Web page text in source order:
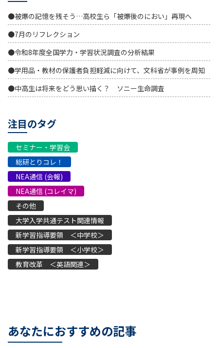
●被爆の記憶を残そう…高校生ら「被爆後のにおい」再現へ
●7月のリフレクション
●令和8年度全国学力・学習状況調査の分析結果
●学用品・教材の保護者負担軽減に向けて、文科省が事例を周知
●中高生は将来をどう思い描く？ ソニー生命調査
注目のタグ
セミナー・学習会
総研とりコレ！
NEA通信 (会報)
NEA通信 (コレイマ)
その他
大学入学共通テスト関連情報
新学習指導要領 ＜中学校＞
新学習指導要領 ＜小学校＞
教育改革 ＜英語関連＞
あなたにおすすめの記事